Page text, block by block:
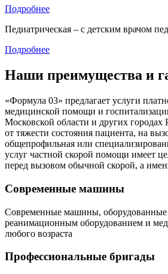
Подробнее
Педиатрическая – с детским врачом
Подробнее
Наши преимущества и
«Формула 03» предлагает услуги
медицинской помощи и
Московской области и других городах
от тяжести состояния пациента, на
общепрофильная или
услуг частной скорой помощи имеет
перед вызовом обычной скорой, а
Современные машины
Современные машины,
реанимационным оборудованием и
любого возраста
Профессиональные бригады